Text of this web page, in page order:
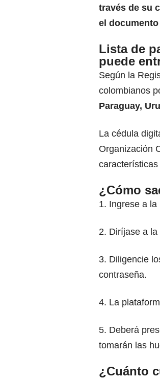
través de su
el
Lista de
puede
Según la
colombianos
Paraguay,
La cédula
Organización
características
¿Cómo
1. Ingrese a
2. Diríjase a la
3. Diligencie
contraseña.
4. La
5. Deberá
tomarán las
¿Cuánto